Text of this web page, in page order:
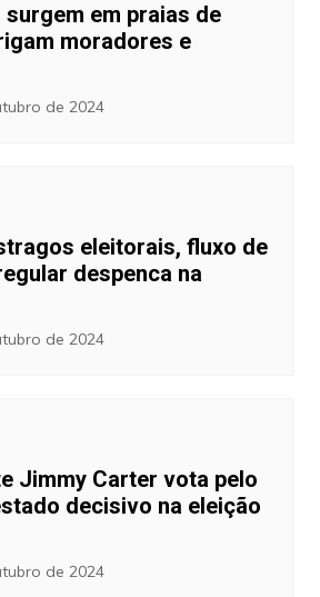
surgem em praias de
moradores e
de 2024
eleitorais, fluxo de
despenca na
de 2024
Jimmy Carter vota pelo
decisivo na eleição
de 2024